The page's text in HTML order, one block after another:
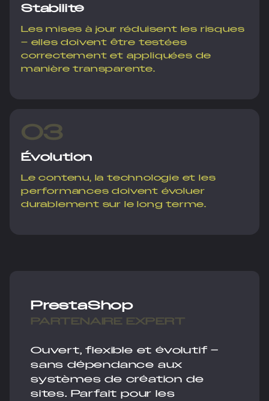
Stabilité
Les mises à jour réduisent les risques
– elles doivent être testées
correctement et appliquées de
manière transparente.
03
Évolution
Le contenu, la technologie et les
performances doivent évoluer
durablement sur le long terme.
PrestaShop
PARTENAIRE EXPERT
Ouvert, flexible et évolutif –
sans dépendance aux
systèmes de création de
sites. Parfait pour les